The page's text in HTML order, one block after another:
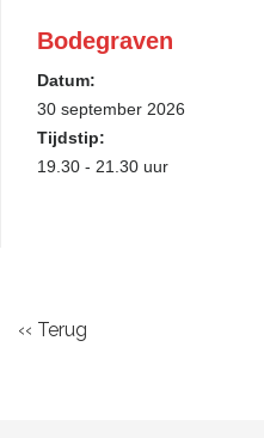
Bodegraven
Datum:
30 september 2026
Tijdstip:
19.30 - 21.30 uur
‹‹ Terug